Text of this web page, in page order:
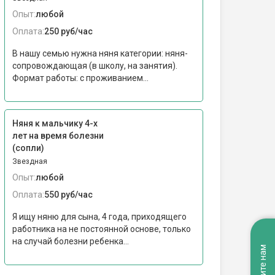
Опыт:любой
Оплата:250 руб/час
В нашу семью нужна няня категории: няня-
сопровождающая (в школу, на занятия).
Формат работы: c проживанием...
Няня к мальчику 4-х
лет на время болезни
(сопли)
Звездная
Опыт:любой
Оплата:550 руб/час
Я ищу няню для сына, 4 года, приходящего
работника на не постоянной основе, только
на случай болезни ребенка...